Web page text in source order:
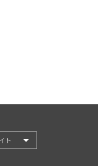
ト